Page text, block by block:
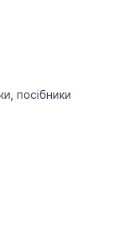
посібники